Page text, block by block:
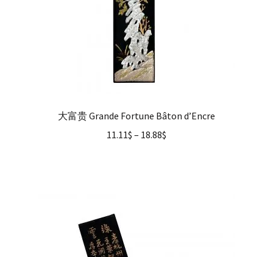
大富贵 Grande Fortune Bâton d’Encre
11.11$ – 18.88$